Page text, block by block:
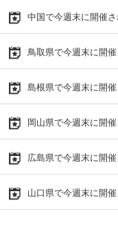
中国で今週末に開催
鳥取県で今週末に開
島根県で今週末に開
岡山県で今週末に開
広島県で今週末に開
山口県で今週末に開